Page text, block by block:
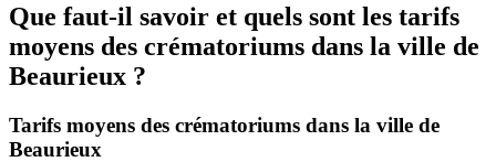
Que faut-il savoir et quels sont les tarifs
moyens des crématoriums dans la ville de
Beaurieux ?
Tarifs moyens des crématoriums dans la ville de
Beaurieux